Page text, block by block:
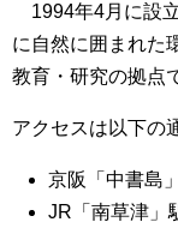
1994年4月に設
に自然に囲まれた
教育・研究の拠点
アクセスは以下の
京阪「中書島
JR「南草津」